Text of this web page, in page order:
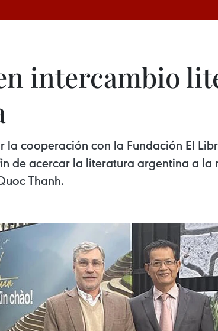
intercambio
la cooperación con la Fundación El
de acercar la literatura argentina a
Thanh.